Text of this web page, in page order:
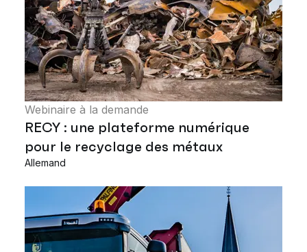
Webinaire à la demande
RECY : une plateforme numérique
pour le recyclage des métaux
Allemand